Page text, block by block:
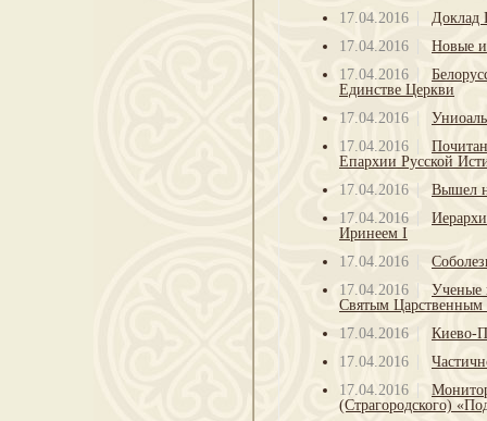
17.04.2016
Доклад
17.04.2016
Новые
17.04.2016
Единстве Церкви
17.04.2016
17.04.2016
Епархии Русской
17.04.2016
Вышел
17.04.2016
Иринеем I
17.04.2016
17.04.2016
Ученые
Святым
17.04.2016
Киево-
17.04.2016
17.04.2016
(Страгородского)